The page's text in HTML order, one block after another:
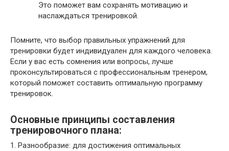
Это поможет вам сохранять мотивацию и
наслаждаться тренировкой.
Помните, что выбор правильных упражнений для
тренировки будет индивидуален для каждого человека.
Если у вас есть сомнения или вопросы, лучше
проконсультироваться с профессиональным тренером,
который поможет составить оптимальную программу
тренировок.
Основные принципы составления
тренировочного плана:
1. Разнообразие: для достижения оптимальных